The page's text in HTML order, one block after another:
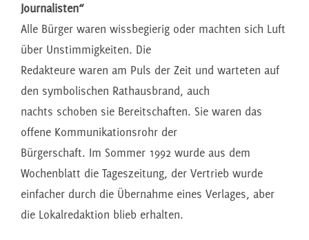
Journalisten“
Alle Bürger waren wissbegierig oder machten sich Luft
über Unstimmigkeiten. Die
Redakteure waren am Puls der Zeit und warteten auf
den symbolischen Rathausbrand, auch
nachts schoben sie Bereitschaften. Sie waren das
offene Kommunikationsrohr der
Bürgerschaft. Im Sommer 1992 wurde aus dem
Wochenblatt die Tageszeitung, der Vertrieb wurde
einfacher durch die Übernahme eines Verlages, aber
die Lokalredaktion blieb erhalten.